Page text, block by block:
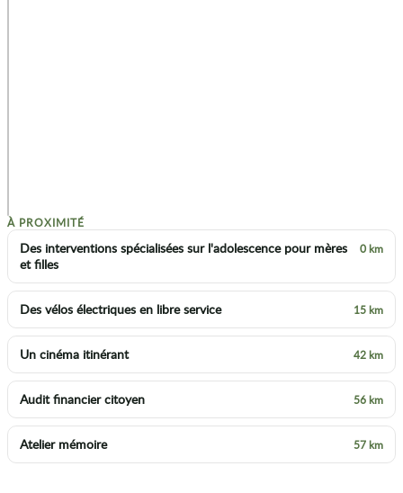
À PROXIMITÉ
Des interventions spécialisées sur l'adolescence pour mères
et filles
0 km
Des vélos électriques en libre service 15 km
Un cinéma itinérant 42 km
Audit financier citoyen 56 km
Atelier mémoire 57 km